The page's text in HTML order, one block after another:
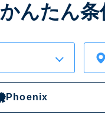
かんたん条
Phoenix